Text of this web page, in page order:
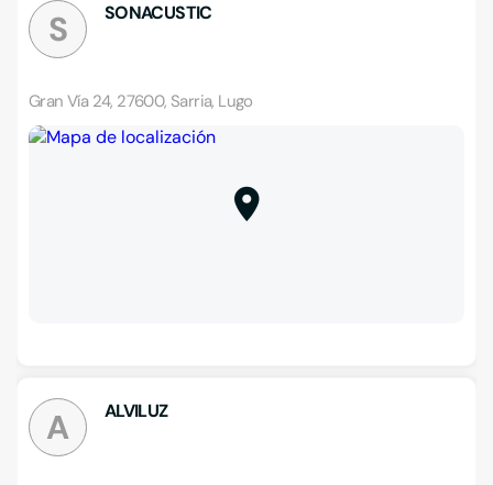
S SONACUSTIC
Gran Vía 24, 27600, Sarria, Lugo
A ALVILUZ